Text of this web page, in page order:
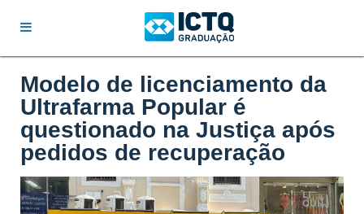
Modelo de licenciamento da
Ultrafarma Popular é
questionado na Justiça após
pedidos de recuperação